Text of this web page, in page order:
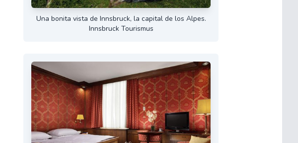
Una bonita vista de Innsbruck, la capital de los Alpes.
Innsbruck Tourismus